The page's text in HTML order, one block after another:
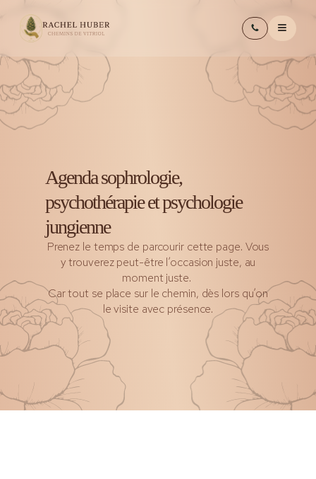
Agenda sophrologie,
psychothérapie et psychologie
jungienne
Prenez le temps de parcourir cette page. Vous
y trouverez peut-être l’occasion juste, au
moment juste.
Car tout se place sur le chemin, dès lors qu’on
le visite avec présence.